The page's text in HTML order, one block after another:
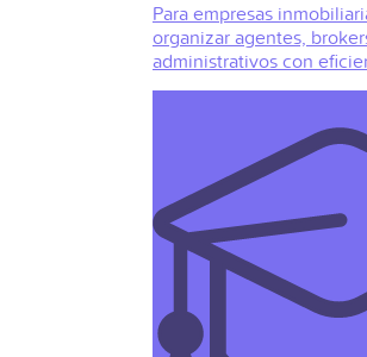
Para empresas
organizar agentes,
administrativos con